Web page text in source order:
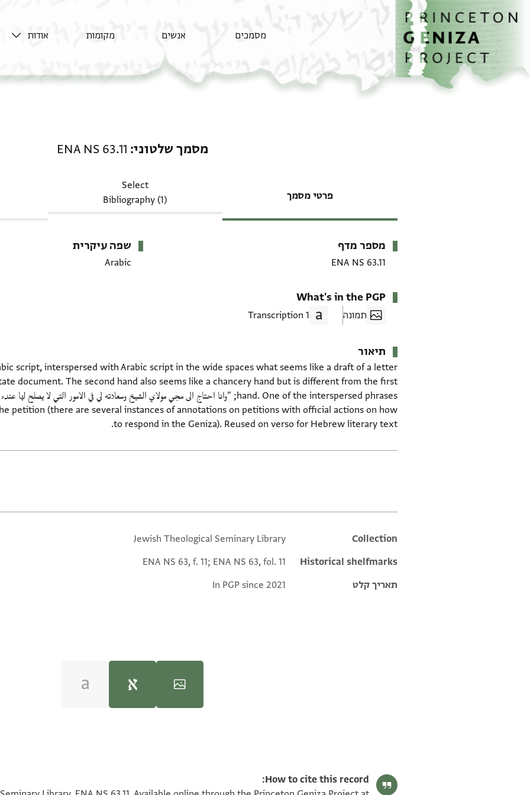
דילוג לתוכן
דף הבית
מסמכים אנשים מקומות אודות
מסמך שלטוני ENA NS 63.11
פרטי מסמך
Select
Bibliography (1)
מטא-דאטא
מספר מדף
ENA NS 63.11
שפה עיקרית
Arabic
What's in the PGP
תמונה 1 Transcription
תיאור
script, interspersed with Arabic script in the wide spaces what seems like a draft of a letter
document. The second hand also seems like a chancery hand but is different from the first
petition (there are several instances of annotations on petitions with official actions on how
to respond in the Geniza). Reused on verso for Hebrew literary text.
Additional metadata
Collection
Jewish Theological Seminary Library
Historical shelfmarks
ENA NS 63, f. 11; ENA NS 63, fol. 11
תאריך קלט
In PGP since 2021
How to cite this record: